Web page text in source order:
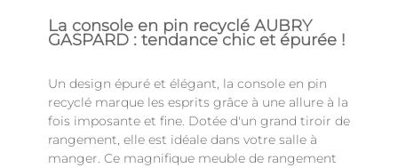
La console en pin recyclé AUBRY
GASPARD : tendance chic et épurée !
Un design épuré et élégant, la console en pin
recyclé marque les esprits grâce à une allure à la
fois imposante et fine. Dotée d'un grand tiroir de
rangement, elle est idéale dans votre salle à
manger. Ce magnifique meuble de rangement